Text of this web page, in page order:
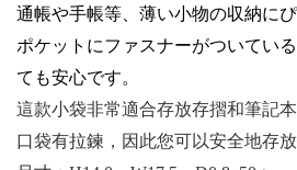
通帳や手帳等、薄い小物の収納に
ポケットにファスナーがついてい
ても安心です。
這款小袋非常適合存放存摺和筆記本
口袋有拉鍊，因此您可以安全地存放